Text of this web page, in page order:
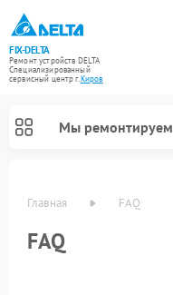
FIX-DELTA
Ремонт устройств DELTA
Специализированный
cервисный центр г.Киров
Мы ремонтируем
Главная FAQ
FAQ